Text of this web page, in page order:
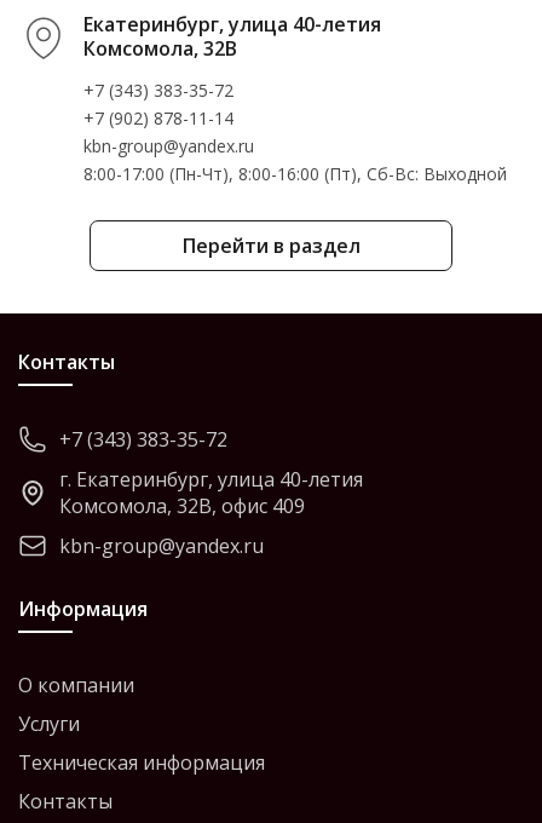
Перейти в раздел
Екатеринбург, улица 40-летия
Комсомола, 32В
+7 (343) 383-35-72
+7 (902) 878-11-14
kbn-group@yandex.ru
8:00-17:00 (Пн-Чт), 8:00-16:00 (Пт), Cб-Вс: Выходной
Контакты
+7 (343) 383-35-72
г. Екатеринбург, улица 40-летия
Комсомола, 32В, офис 409
kbn-group@yandex.ru
Информация
О компании
Услуги
Техническая информация
Контакты